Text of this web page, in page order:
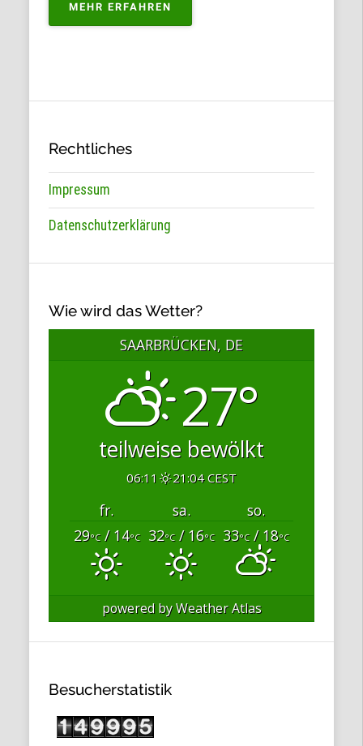
MEHR ERFAHREN
ZUM
Rechtliches
Impressum
Datenschutzerklärung
Wie wird das Wetter?
SAARBRÜCKEN, DE
27°
teilweise bewölkt
06:11 21:04 CEST
fr. sa.
so.
29°C/ 14°C 32°C/ 16°C 33°C/ 18°C
powered byWeather Atlas
Besucherstatistik